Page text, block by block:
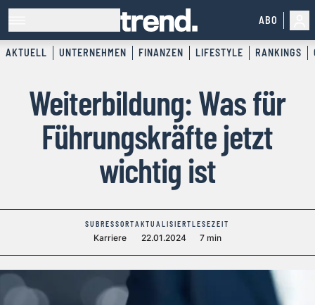
ABO
AKTUELL UNTERNEHMEN FINANZEN LIFESTYLE RANKINGS
Weiterbildung: Was für
Führungskräfte jetzt
wichtig ist
SUBRESSORT
Karriere
AKTUALISIERT
22.01.2024
LESEZEIT
7 min